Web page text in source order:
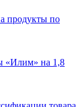
продукты по
«Илим» на 1,8